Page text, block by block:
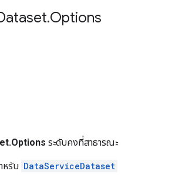
.Options
ระดับคงที่สาธารณะ
หรับ DataServiceDataset